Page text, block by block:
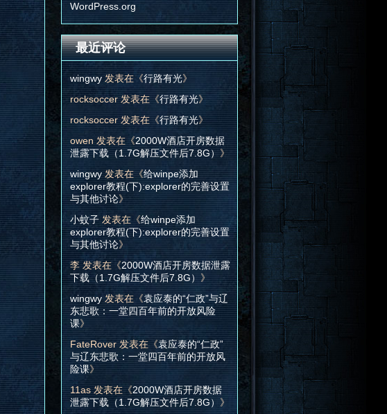
WordPress.org
最近评论
wingwy发表在《行路有光》
rocksoccer发表在《行路有光》
rocksoccer发表在《行路有光》
owen 发表在《2000W酒店开房数据
泄露下载（1.7G解压文件后7.8G） 》
wingwy发表在《给winpe添加
explorer教程(下):explorer的完善设置
与其他讨论》
小蚊子发表在《给winpe添加
explorer教程(下):explorer的完善设置
与其他讨论》
李发表在《2000W酒店开房数据泄露
下载（1.7G解压文件后7.8G） 》
wingwy发表在《袁应泰的“仁政”与辽
东悲歌：一堂四百年前的开放风险
课》
FateRover发表在《袁应泰的“仁政”
与辽东悲歌：一堂四百年前的开放风
险课》
11as发表在《2000W酒店开房数据
泄露下载（1.7G解压文件后7.8G） 》